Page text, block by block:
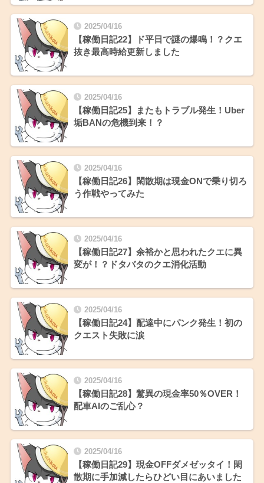
2025/04/16
【稼働日記22】ド平日で謎の爆鳴！？クエ
抜き最高時給更新しました
2025/04/16
【稼働日記25】またもトラブル発生！Uber
垢BANの危機到来！？
2025/04/16
【稼働日記26】閑散期は現金ONで乗り切ろ
う作戦やってみた
2025/04/16
【稼働日記27】余裕かと思われたクエに異
変が！？ドタバタのクエ消化活動
2025/04/16
【稼働日記24】配達中にパンク発生！初の
クエスト失敗に涙
2025/04/16
【稼働日記28】驚異の現金率50％OVER！
配車AIのご乱心？
2025/04/16
【稼働日記29】現金OFFダメゼッタイ！閑
散期に手加減したらひどい目にあいました